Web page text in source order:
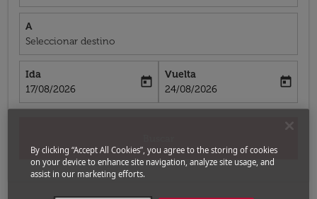
A
Seleccionar destino
Ida
fc-booking-departure-date-aria-label
17/08/2026
today
Vuelta
fc-booking-return-date-aria-label
24/08/2026
today
By clicking “Accept All Cookies”, you agree to the storing of cookies
on your device to enhance site navigation, analyze site usage, and
assist in our marketing efforts.